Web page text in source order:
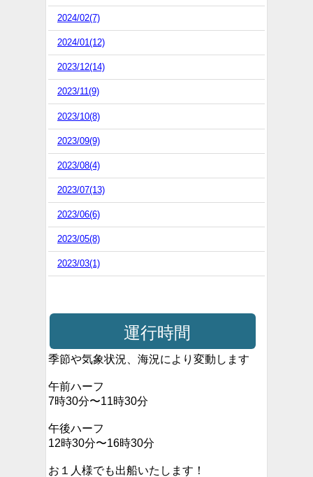
2024/02(7)
2024/01(12)
2023/12(14)
2023/11(9)
2023/10(8)
2023/09(9)
2023/08(4)
2023/07(13)
2023/06(6)
2023/05(8)
2023/03(1)
運行時間
季節や気象状況、海況により変動します
午前ハーフ
7時30分〜11時30分
午後ハーフ
12時30分〜16時30分
お１人様でも出船いたします！